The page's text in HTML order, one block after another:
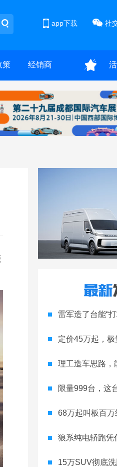
社
app下载
策 经销商
雷军造了台能“
定价45万起，极氪9X
理工造车思路，能造
限量999台，这台纯电
68万起叫板百万级
狼系纯电轿跑凭
15万SUV彻底洗牌，